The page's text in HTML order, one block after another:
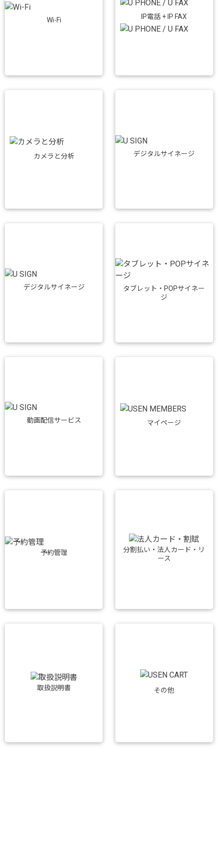
Wi-Fi IP電話 + IP FAX
カメラと分析 デジタルサイネージ
デジタルサイネージ
タブレット・POPサイネー
ジ
動画配信サービス マイページ
予約管理
分割払い・法人カード・リ
ース
取扱説明書 その他